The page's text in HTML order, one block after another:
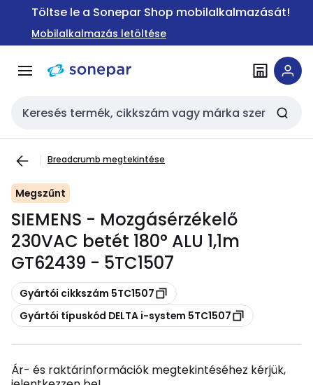
Ugrás a
Ugrás a
tartalomra
Töltse le a Sonepar Shop mobilalkalmazását!
Mobilalkalmazás letöltése
Keresési bemenet
Breadcrumb megtekintése
Megszűnt
SIEMENS - Mozgásérzékelő
230VAC betét 180° ALU 1,1m
GT62439 - 5TC1507
Másolás
Gyártói cikkszám 5TC1507
Másolás
Gyártói típuskód DELTA i-system 5TC1507
Ár- és raktárinformációk megtekintéséhez kérjük,